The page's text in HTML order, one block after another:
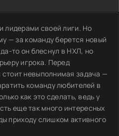
лидерами своей лиги. Но
— за команду берется новый
то он блеснул в НХЛ, но
игрока. Перед
невыполнимая задача —
команду любителей в
как это сделать, ведь у
еще так много интересных
приходу слишком активного